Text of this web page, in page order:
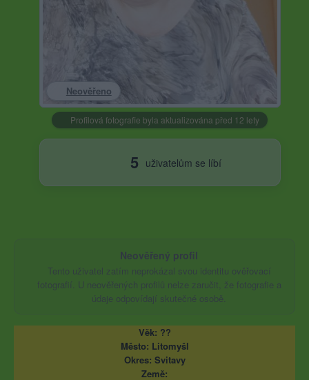
Neověřeno
Profilová fotografie byla aktualizována před 12 lety
5 uživatelům se líbí
Neověřený profil
Tento uživatel zatím neprokázal svou identitu ověřovací
fotografií. U neověřených profilů nelze zaručit, že fotografie a
údaje odpovídají skutečné osobě.
Věk: ??
Město: Litomyšl
Okres: Svitavy
Země: